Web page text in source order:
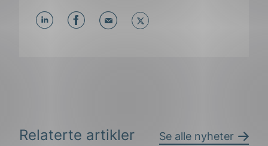
Relaterte artikler Se alle nyheter